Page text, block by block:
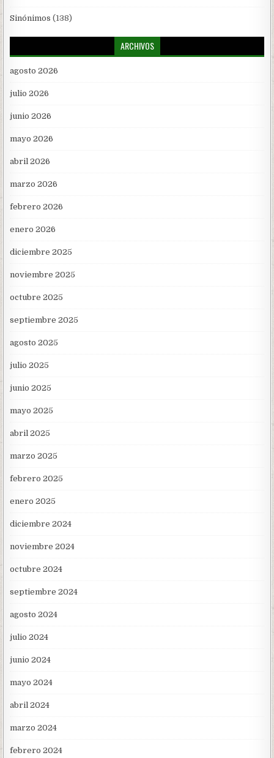
Sinónimos (138)
ARCHIVOS
agosto 2026
julio 2026
junio 2026
mayo 2026
abril 2026
marzo 2026
febrero 2026
enero 2026
diciembre 2025
noviembre 2025
octubre 2025
septiembre 2025
agosto 2025
julio 2025
junio 2025
mayo 2025
abril 2025
marzo 2025
febrero 2025
enero 2025
diciembre 2024
noviembre 2024
octubre 2024
septiembre 2024
agosto 2024
julio 2024
junio 2024
mayo 2024
abril 2024
marzo 2024
febrero 2024